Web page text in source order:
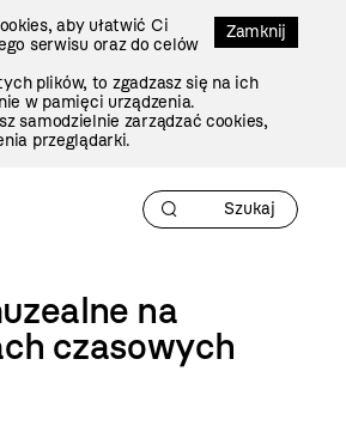
Zamknij
aby ułatwić Ci
serwisu oraz do celów
plików, to zgadzasz się na ich
w pamięci urządzenia.
samodzielnie zarządzać cookies,
przeglądarki.
na
czasowych